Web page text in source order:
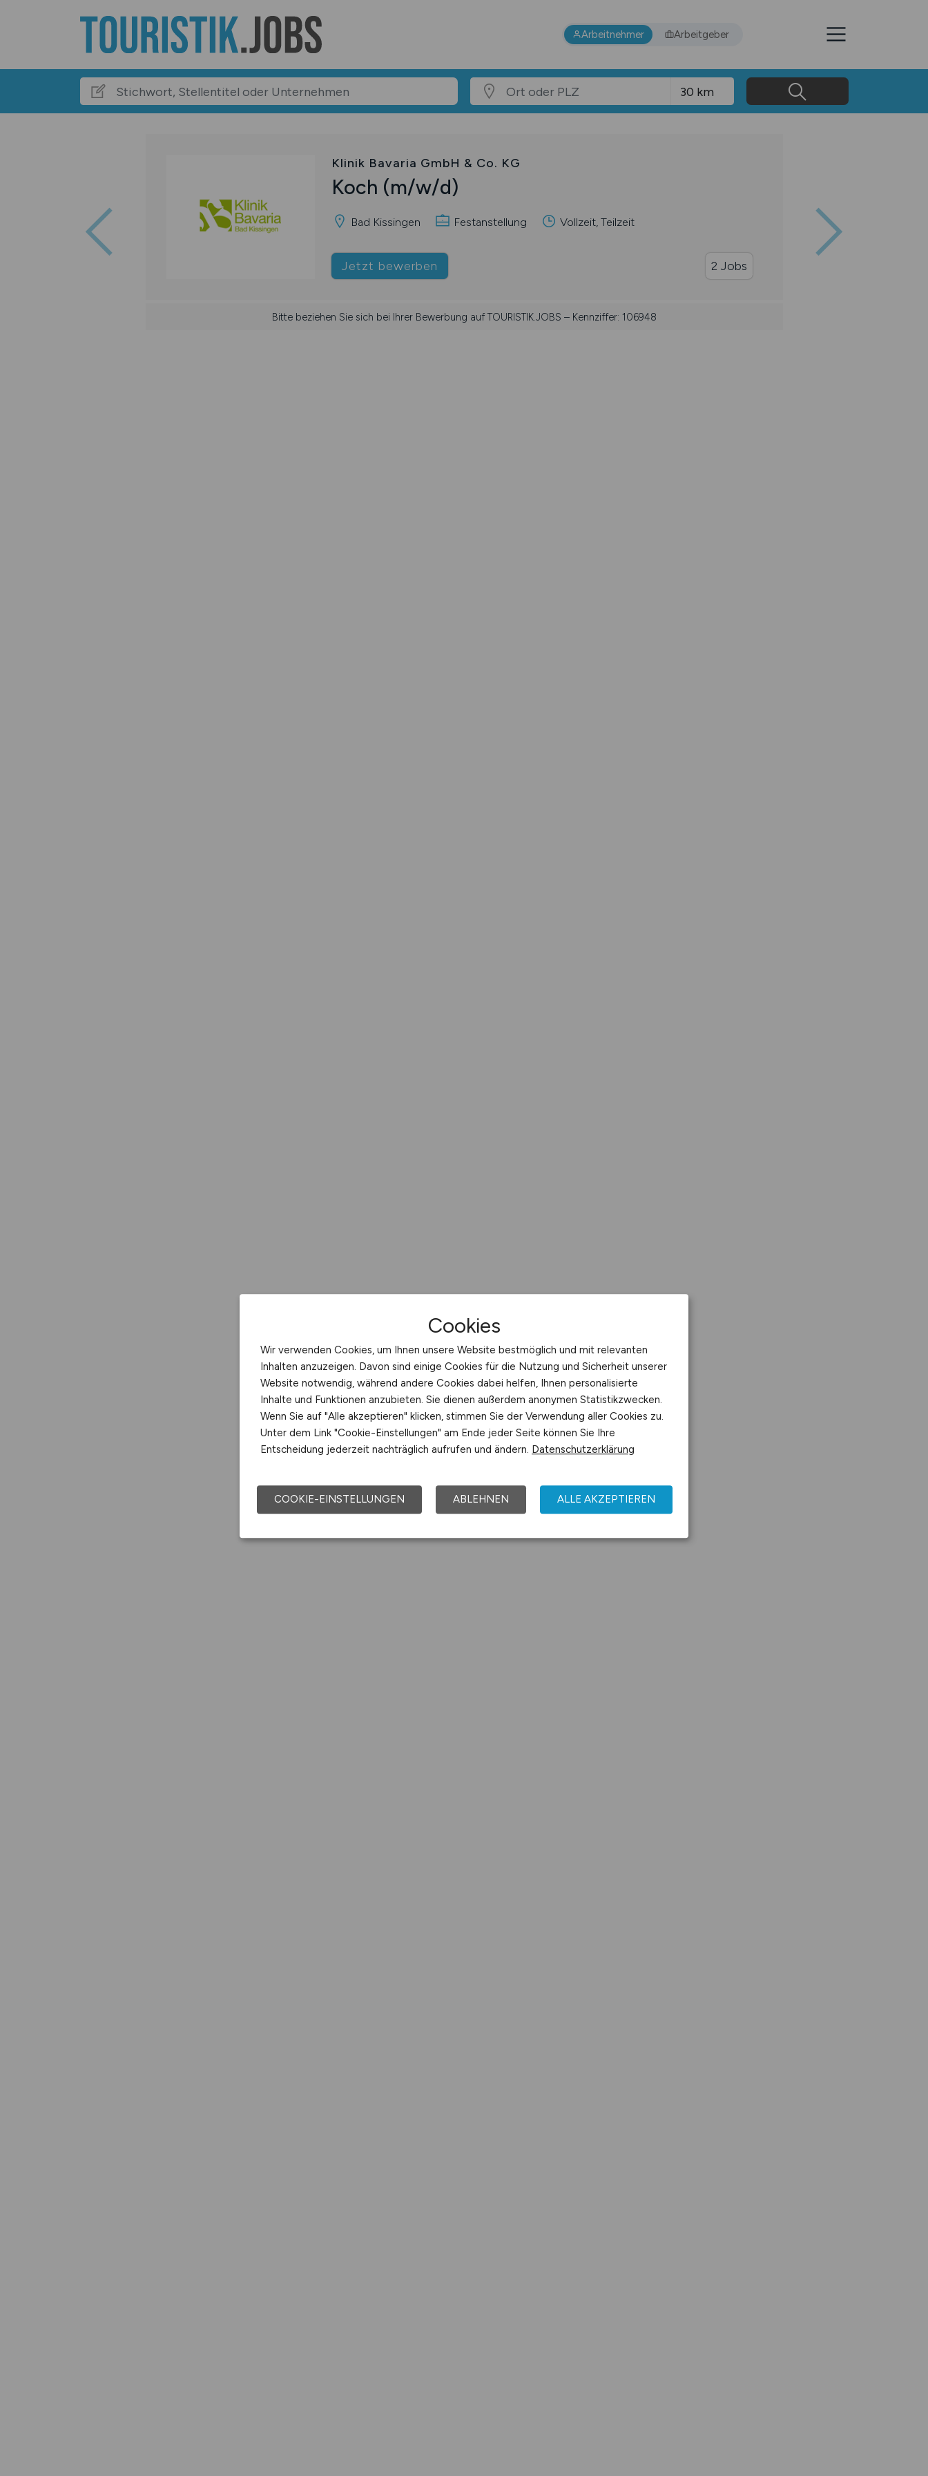
Arbeitnehmer Arbeitgeber
Klinik Bavaria GmbH & Co. KG
Koch (m/w/d)
Bad Kissingen Festanstellung Vollzeit, Teilzeit
Jetzt bewerben 2 Jobs
Bitte beziehen Sie sich bei Ihrer Bewerbung auf TOURISTIK.JOBS – Kennziffer: 106948
Cookies
Wir verwenden Cookies, um Ihnen unsere Website bestmöglich und mit relevanten
Inhalten anzuzeigen. Davon sind einige Cookies für die Nutzung und Sicherheit unserer
Website notwendig, während andere Cookies dabei helfen, Ihnen personalisierte
Inhalte und Funktionen anzubieten. Sie dienen außerdem anonymen Statistikzwecken.
Wenn Sie auf "Alle akzeptieren" klicken, stimmen Sie der Verwendung aller Cookies zu.
Unter dem Link "Cookie-Einstellungen" am Ende jeder Seite können Sie Ihre
Entscheidung jederzeit nachträglich aufrufen und ändern. Datenschutzerklärung
COOKIE-EINSTELLUNGEN ABLEHNEN ALLE AKZEPTIEREN